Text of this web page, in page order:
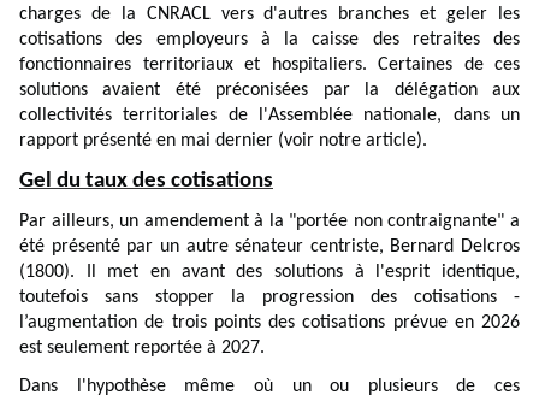
charges de la CNRACL vers d'autres branches et geler les
cotisations des employeurs à la caisse des retraites des
fonctionnaires territoriaux et hospitaliers. Certaines de ces
solutions avaient été préconisées par la délégation aux
collectivités territoriales de l'Assemblée nationale, dans un
rapport présenté en mai dernier (voir notre article).
Gel du taux des cotisations
Par ailleurs, un amendement à la "portée non contraignante" a
été présenté par un autre sénateur centriste, Bernard Delcros
(1800). Il met en avant des solutions à l'esprit identique,
toutefois sans stopper la progression des cotisations -
l’augmentation de trois points des cotisations prévue en 2026
est seulement reportée à 2027.
Dans l'hypothèse même où un ou plusieurs de ces